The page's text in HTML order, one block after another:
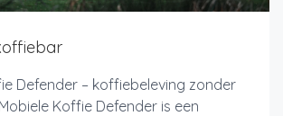
Defender – koffiebeleving zonder
Koffie Defender is een